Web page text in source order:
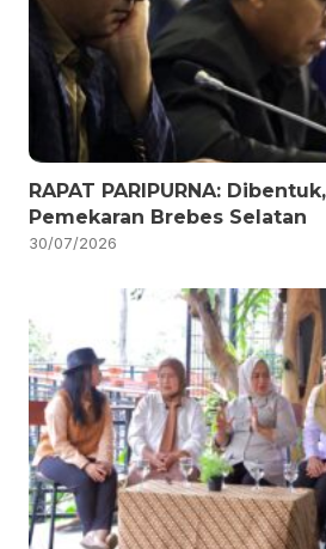
RAPAT PARIPURNA:
Pemekaran Brebes Selatan
30/07/2026